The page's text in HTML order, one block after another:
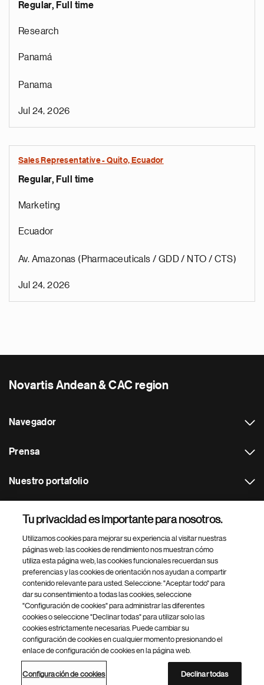
Regular, Full time
Research
Panamá
Panama
Jul 24, 2026
Sales Representative - Quito, Ecuador
Regular, Full time
Marketing
Ecuador
Av. Amazonas (Pharmaceuticals / GDD / NTO / CTS)
Jul 24, 2026
Novartis Andean & CAC region
Navegador
Prensa
Nuestro portafolio
Footer Site Search
inferior
del
© 2026 Novartis AG
Política de privacidad Términos de uso
Accesibilidad
Configuración de cookies
Mapa del sitio
Tu privacidad es importante para nosotros.
Utilizamos cookies para mejorar su experiencia al visitar nuestras
páginas web: las cookies de rendimiento nos muestran cómo
utiliza esta página web, las cookies funcionales recuerdan sus
preferencias y las cookies de orientación nos ayudan a compartir
contenido relevante para usted. Seleccione: "Aceptar todo" para
dar su consentimiento a todas las cookies, seleccione
"Configuración de cookies" para administrar las diferentes
cookies o seleccione "Declinar todas" para utilizar solo las
cookies estrictamente necesarias. Puede cambiar su
configuración de cookies en cualquier momento presionando el
enlace de configuración de cookies en la página web.
Configuración de cookies Declinar todas